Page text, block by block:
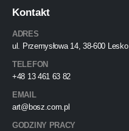
Kontakt
ADRES
ul. Przemysłowa 14, 38-600 Lesko
TELEFON
+48 13 461 63 82
EMAIL
art@bosz.com.pl
GODZINY PRACY